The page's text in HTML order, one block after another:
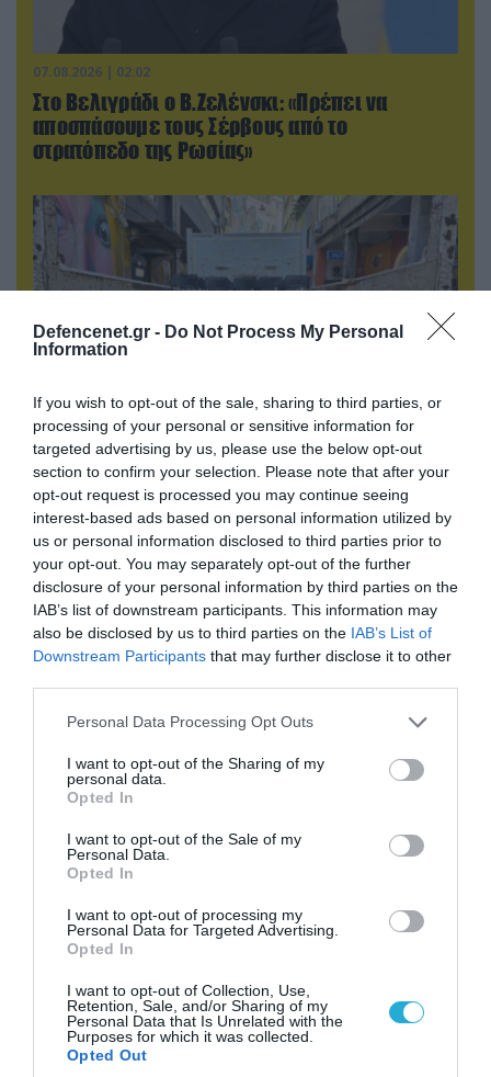
Defencenet.gr - Do Not Process My Personal
Information
If you wish to opt-out of the sale, sharing to third parties, or
processing of your personal or sensitive information for
targeted advertising by us, please use the below opt-out
section to confirm your selection. Please note that after your
opt-out request is processed you may continue seeing
interest-based ads based on personal information utilized by
us or personal information disclosed to third parties prior to
your opt-out. You may separately opt-out of the further
disclosure of your personal information by third parties on the
IAB’s list of downstream participants. This information may
also be disclosed by us to third parties on the IAB’s List of
Downstream Participants that may further disclose it to other
Please note that this website/app uses one or more Google
not limited to your visit or usage behaviour. You may click to
grant or deny consent to Google and its third-party tags to
use your data for below specified purposes in below Google
consent section.
Personal Data Processing Opt Outs
I want to opt-out of the Sharing of my
personal data.
Opted In
I want to opt-out of the Sale of my
Personal Data.
Opted In
I want to opt-out of processing my
Personal Data for Targeted Advertising.
Opted In
I want to opt-out of Collection, Use,
Retention, Sale, and/or Sharing of my
Personal Data that Is Unrelated with the
Purposes for which it was collected.
Opted Out
07.08.2026 | 02:02
Στο Βελιγράδι ο Β.Ζελένσκι: «Πρέπει να
αποσπάσουμε τους Σέρβους από το
στρατόπεδο της Ρωσίας»
06.08.2026 | 14:02
«Επιχείρηση ελεύθερα πεζοδρόμια» στην
Αθήνα: Απομακρύνθηκαν παράνομα
αντικείμενα από κοινόχρηστους χώρους
07.08.2026 | 08:02
Οι ρωσικές δυνάμεις απέχουν μόλις 5 χλμ.
από Σλαβιάνσκ και Κραματόρσκ στο Ντονέτσκ
ΠΟΛΙΤΙΚΗ